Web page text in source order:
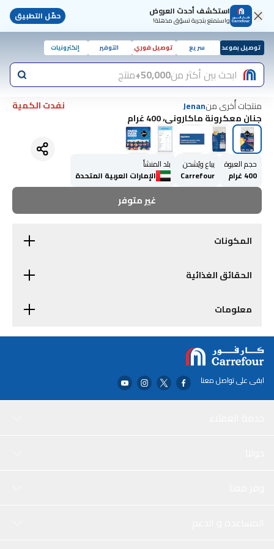
استكشف أحدث العروض
واستمتع بتجربة تسوّق مذهلة! حمّل التطبيق
توصيل بموعد سريع توصيل فوري التوفير إلكترونيات
ابحث بين أكثر من50,000+ منتج
منتجات أُخرى منJenan
نفدت الكمية
جنان معكرونة ماكاروني، 400 غرام
حجم العبوة
400 غرام
يباع ويُشحن
Carrefour
بلد المنشأ
الإمارات العربية المتحدة
غير متوفر
المكونات
الحقائق الغذائية
معلومات
ابقى على تواصل معنا